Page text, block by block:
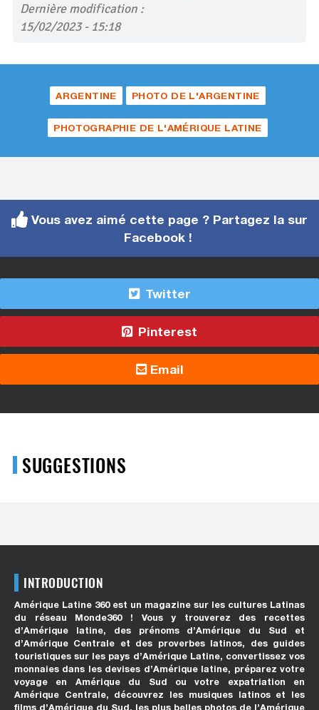
Dernière modification :
15/02/2023 - 15:18
ARGENTINE PHOTO DE L'ARGENTINE
PHOTOGRAPHIE DE L'AMÉRIQUE LATINE
Vous avez aimé cette page ? Partagez la sur
Facebook !
Twitter
Pinterest
Email
SUGGESTIONS
INTRODUCTION
Amérique Latine 360 est un magazine sur les cultures Latinas
du réseau Monde360 ! Vous y trouverez des recettes
d’Amérique latine, des prénoms d’Amérique du Sud et
d’Amérique Centrale et des proverbes latinos, des guides
touristiques sur les pays d’Amérique Latine, convertissez vos
monnaies dans les devises d’Amérique latine, préparez votre
voyage en Amérique du Sud ou votre expatriation en
Amérique Centrale, découvrez les musiques latinos et les
films d’Amérique du Sud, les plus belles photos de l’Amérique